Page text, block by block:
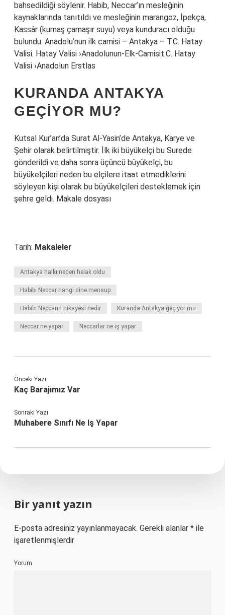
bahsedildiği söylenir. Habib, Neccar’ın mesleğinin
kaynaklarında tanıtıldı ve mesleğinin marangoz, İpekça,
Kassâr (kumaş çamaşır suyu) veya kunduracı olduğu
bulundu. Anadolu’nun ilk camisi – Antakya – T.C. Hatay
Valisi. Hatay Valisi ›Anadolunun-Elk-Camisit.C. Hatay
Valisi ›Anadolun Erstlas
KURANDA ANTAKYA
GEÇIYOR MU?
Kutsal Kur’an’da Surat Al-Yasin’de Antakya, Karye ve
Şehir olarak belirtilmiştir. İlk iki büyükelçi bu Surede
gönderildi ve daha sonra üçüncü büyükelçi, bu
büyükelçileri neden bu elçilere itaat etmediklerini
söyleyen kişi olarak bu büyükelçileri desteklemek için
şehre geldi. Makale dosyası
Tarih: Makaleler
Antakya halkı neden helak oldu
Habibi Neccar hangi dine mensup
Habibi Neccarın hikayesi nedir Kuranda Antakya geçiyor mu
Neccar ne yapar Neccarlar ne iş yapar
Önceki Yazı
Kaç Barajımız Var
Sonraki Yazı
Muhabere Sınıfı Ne Iş Yapar
Bir yanıt yazın
E-posta adresiniz yayınlanmayacak. Gerekli alanlar * ile
işaretlenmişlerdir
Yorum